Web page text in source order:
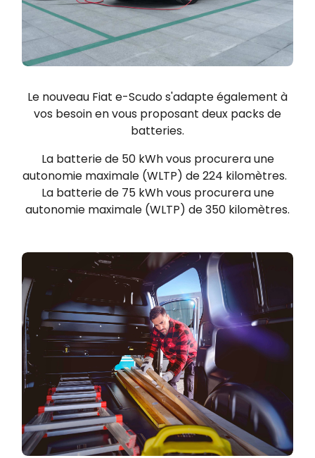
Le nouveau Fiat e-Scudos'adapte également à
vos besoin en vous proposant deux packs de
batteries.
La batterie de 50 kWh vous procurera une
autonomie maximale (WLTP) de 224 kilomètres.
La batterie de 75 kWh vous procurera une
autonomie maximale (WLTP) de 350 kilomètres.